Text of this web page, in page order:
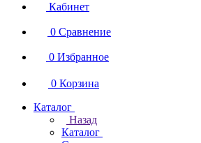
Кабинет
0 Сравнение
0 Избранное
0 Корзина
Каталог
Назад
Каталог